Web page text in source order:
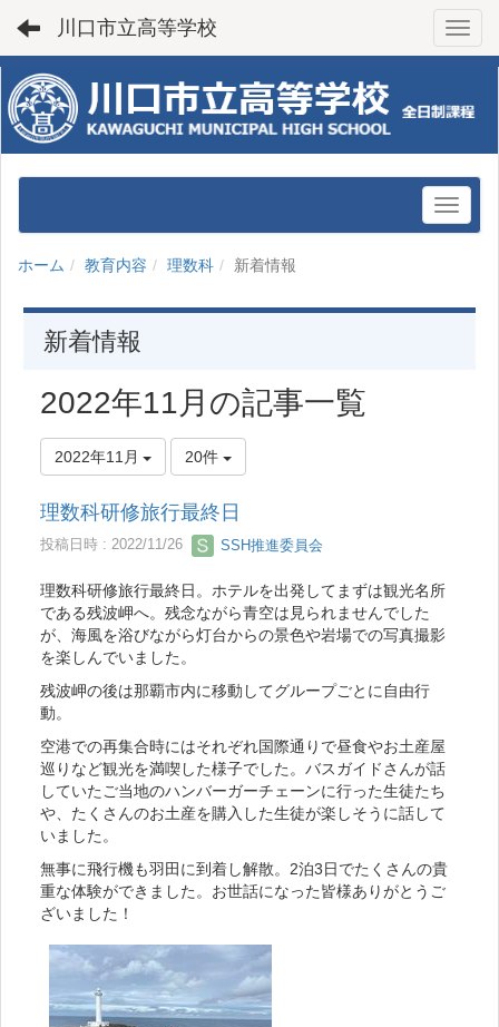
川口市立高等学校
ホーム 教育内容 理数科 新着情報
新着情報
2022年11月の記事一覧
2022年11月 20件
理数科研修旅行最終日
投稿日時 : 2022/11/26 SSH推進委員会
理数科研修旅行最終日。ホテルを出発してまずは観光名所
である残波岬へ。残念ながら青空は見られませんでした
が、海風を浴びながら灯台からの景色や岩場での写真撮影
を楽しんでいました。
残波岬の後は那覇市内に移動してグループごとに自由行
動。
空港での再集合時にはそれぞれ国際通りで昼食やお土産屋
巡りなど観光を満喫した様子でした。バスガイドさんが話
していたご当地のハンバーガーチェーンに行った生徒たち
や、たくさんのお土産を購入した生徒が楽しそうに話して
いました。
無事に飛行機も羽田に到着し解散。2泊3日でたくさんの貴
重な体験ができました。お世話になった皆様ありがとうご
ざいました！